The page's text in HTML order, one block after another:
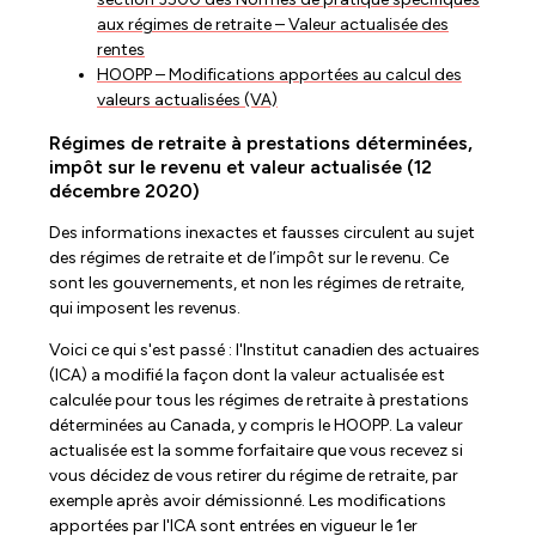
aux régimes de retraite – Valeur actualisée des
rentes
HOOPP – Modifications apportées au calcul des
valeurs actualisées (VA)
Régimes de retraite à prestations déterminées,
impôt sur le revenu et valeur actualisée (12
décembre 2020)
Des informations inexactes et fausses circulent au sujet
des régimes de retraite et de l’impôt sur le revenu. Ce
sont les gouvernements, et non les régimes de retraite,
qui imposent les revenus.
Voici ce qui s'est passé : l'Institut canadien des actuaires
(ICA) a modifié la façon dont la valeur actualisée est
calculée pour tous les régimes de retraite à prestations
déterminées au Canada, y compris le HOOPP. La valeur
actualisée est la somme forfaitaire que vous recevez si
vous décidez de vous retirer du régime de retraite, par
exemple après avoir démissionné. Les modifications
apportées par l'ICA sont entrées en vigueur le 1er